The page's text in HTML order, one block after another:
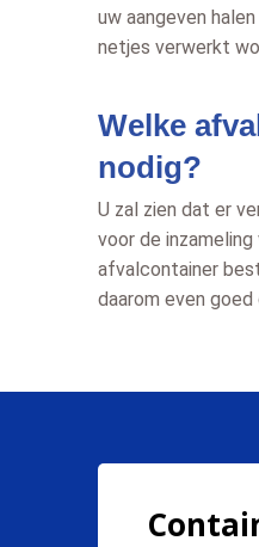
uw aangeven
netjes verwerkt
Welke
nodig?
U zal zien dat er
voor de
afvalcontainer
daarom even